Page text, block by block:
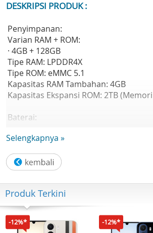
DESKRIPSI PRODUK :
Penyimpanan:
Varian RAM + ROM:
· 4GB + 128GB
Tipe RAM: LPDDR4X
Tipe ROM: eMMC 5.1
Kapasitas RAM Tambahan: 4GB
Kapasitas Ekspansi ROM: 2TB
Baterai:
Daya Pengecasan: 44W
Bodi:
Dimensi: 167,40 × 77,10 × 8,39 mm
Berat: 209g
Material Desain Belakang: Crystalline
Sidik Jari: Didukung (di samping)
Selengkapnya »
Produk Terkini
-12%* -12%*